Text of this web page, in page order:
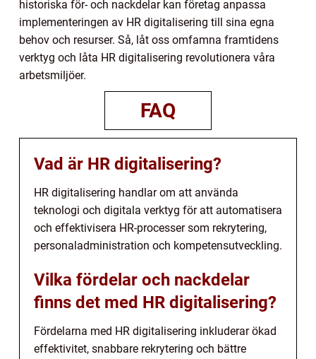
historiska för- och nackdelar kan företag anpassa
implementeringen av HR digitalisering till sina egna
behov och resurser. Så, låt oss omfamna framtidens
verktyg och låta HR digitalisering revolutionera våra
arbetsmiljöer.
FAQ
Vad är HR digitalisering?
HR digitalisering handlar om att använda
teknologi och digitala verktyg för att automatisera
och effektivisera HR-processer som rekrytering,
personaladministration och kompetensutveckling.
Vilka fördelar och nackdelar
finns det med HR digitalisering?
Fördelarna med HR digitalisering inkluderar ökad
effektivitet, snabbare rekrytering och bättre